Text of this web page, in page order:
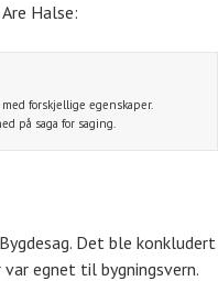
Halse:
forskjellige egenskaper.
på saga for saging.
Det ble konkludert
egnet til bygningsvern.